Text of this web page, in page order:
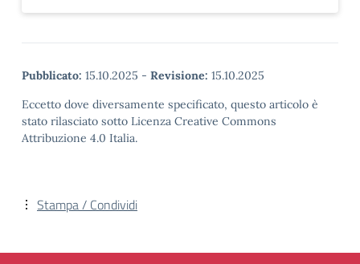
Pubblicato: 15.10.2025 - Revisione: 15.10.2025
Eccetto dove diversamente specificato, questo articolo è
stato rilasciato sotto Licenza Creative Commons
Attribuzione 4.0 Italia.
Stampa / Condividi